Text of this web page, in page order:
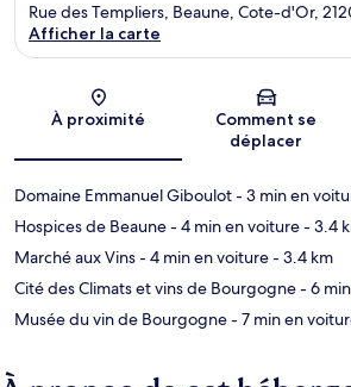
Carte
Rue des Templiers, Beaune, Cote-d'Or,
Afficher la carte
À proximité
Comment se
déplacer
Domaine Emmanuel Giboulot- 3 min en
Hospices de Beaune- 4 min en voiture- 3.4
Marché aux Vins- 4 min en voiture- 3.4 km
Cité des Climats et vins de Bourgogne- 6
Musée du vin de Bourgogne- 7 min en